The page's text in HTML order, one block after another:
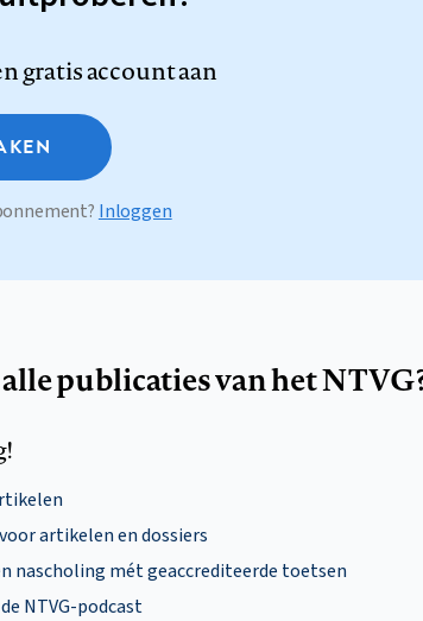
gratis account aan
Inloggen
publicaties van het
artikelen en dossiers
nascholing mét geaccrediteerde toetsen
NTVG-podcast